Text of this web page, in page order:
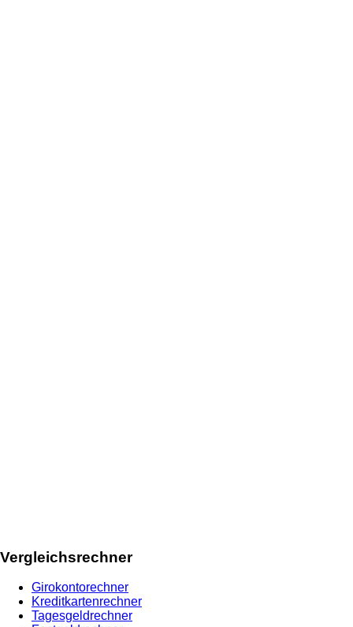
Vergleichsrechner
Girokontorechner
Kreditkartenrechner
Tagesgeldrechner